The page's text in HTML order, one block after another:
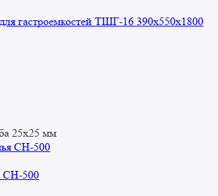
гастроемкостей ТШГ-16 390x550x1800
25x25 мм
СН-500